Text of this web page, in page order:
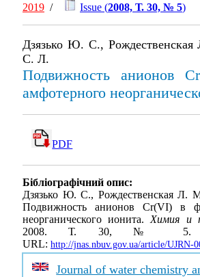
2019 / Issue (2008, Т. 30, № 5)
Дзязько Ю. С.,
С. Л.
Подвижность анионов
амфотерного
PDF
Бібліографічний опис:
Дзязько Ю. С., Рождественская Л.
Подвижность анионов Cr(VI) в
неорганического ионита. Химия и
2008. Т. 30, № 5. С.
URL: http://jnas.nbuv.gov.ua/article/UJRN-
Journal of water chemistry